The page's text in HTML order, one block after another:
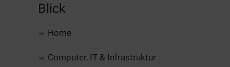
Blick
Home
Computer, IT & Infrastruktur